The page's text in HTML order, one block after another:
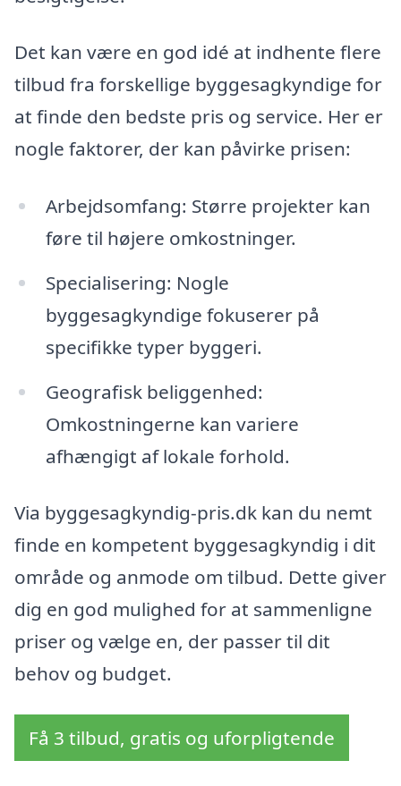
Det kan være en god idé at indhente flere
tilbud fra forskellige byggesagkyndige for
at finde den bedste pris og service. Her er
nogle faktorer, der kan påvirke prisen:
Arbejdsomfang: Større projekter kan
føre til højere omkostninger.
Specialisering: Nogle
byggesagkyndige fokuserer på
specifikke typer byggeri.
Geografisk beliggenhed:
Omkostningerne kan variere
afhængigt af lokale forhold.
Via byggesagkyndig-pris.dk kan du nemt
finde en kompetent byggesagkyndig i dit
område og anmode om tilbud. Dette giver
dig en god mulighed for at sammenligne
priser og vælge en, der passer til dit
behov og budget.
Få 3 tilbud, gratis og uforpligtende